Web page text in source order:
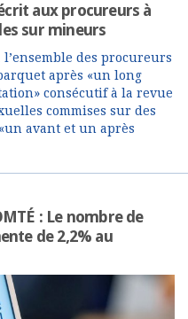
aux procureurs à
sur mineurs
l’ensemble des procureurs
après «un long
consécutif à la revue
commises sur des
avant et un après
: Le nombre de
de 2,2% au